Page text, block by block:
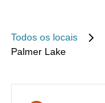
Todos os locais
Palmer Lake